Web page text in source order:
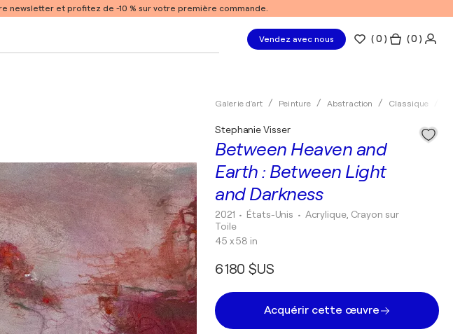
newsletter et profitez de -10 % sur votre première commande.
Vendez avec nous (0 ) ( 0 )
Galerie d'art Peinture Abstraction Classique
Between Heaven and
Earth : Between Light
and Darkness
Stephanie Visser
2021 • États-Unis • Acrylique, Crayon sur
Toile
45 x 58 in
6 180 $US
Acquérir cette œuvre